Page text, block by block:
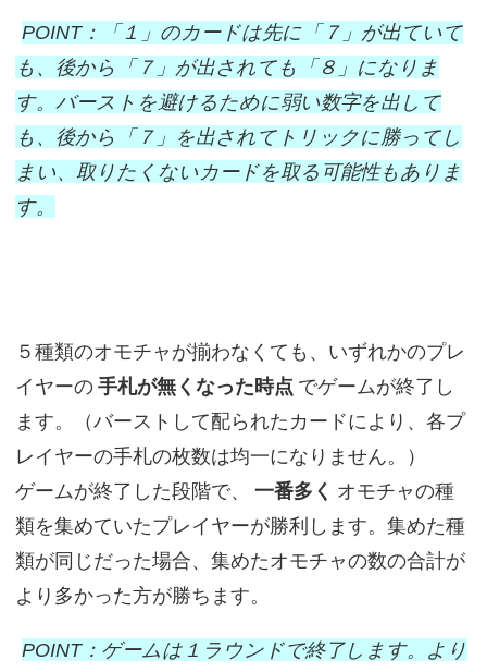
POINT：「１」のカードは先に「７」が出ていて
も、後から「７」が出されても「８」になりま
す。バーストを避けるために弱い数字を出して
も、後から「７」を出されてトリックに勝ってし
まい、取りたくないカードを取る可能性もありま
す。
５種類のオモチャが揃わなくても、いずれかのプレ
イヤーの 手札が無くなった時点 でゲームが終了し
ます。（バーストして配られたカードにより、各プ
レイヤーの手札の枚数は均一になりません。）
ゲームが終了した段階で、
一番多く オモチャの種
類を集めていたプレイヤーが勝利します。集めた種
類が同じだった場合、集めたオモチャの数の合計が
より多かった方が勝ちます。
POINT：ゲームは１ラウンドで終了します。より